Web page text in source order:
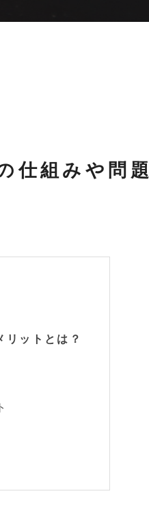
仕組みや問
リットとは？